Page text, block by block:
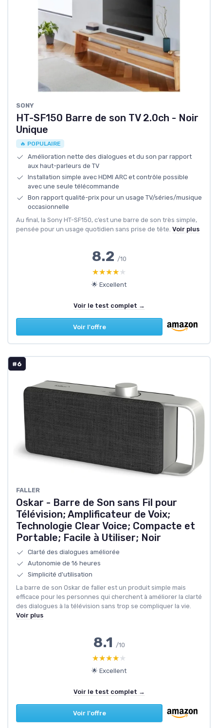
SONY
HT-SF150 Barre de son TV 2.0ch - Noir
Unique
🔥 POPULAIRE
Amélioration nette des dialogues et du son par rapport
aux haut-parleurs de TV
Installation simple avec HDMI ARC et contrôle possible
avec une seule télécommande
Bon rapport qualité-prix pour un usage TV/séries/musique
occasionnelle
Au final, la Sony HT-SF150, c’est une barre de son très simple,
pensée pour un usage quotidien sans prise de tête. Voir plus
8.2 /10
★★★★★
★★★★★
🌟 Excellent
Voir le test complet →
Voir l'offre
#6
FALLER
Oskar - Barre de Son sans Fil pour
Télévision; Amplificateur de Voix;
Technologie Clear Voice; Compacte et
Portable; Facile à Utiliser; Noir
Clarté des dialogues améliorée
Autonomie de 16 heures
Simplicité d'utilisation
La barre de son Oskar de faller est un produit simple mais
efficace pour les personnes qui cherchent à améliorer la clarté
des dialogues à la télévision sans trop se compliquer la vie.
Voir plus
8.1 /10
★★★★★
★★★★★
🌟 Excellent
Voir le test complet →
Voir l'offre